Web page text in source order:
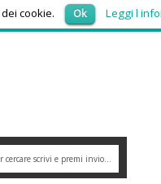
venerdì 7, Agosto 2026
cookie. Ok Leggi l